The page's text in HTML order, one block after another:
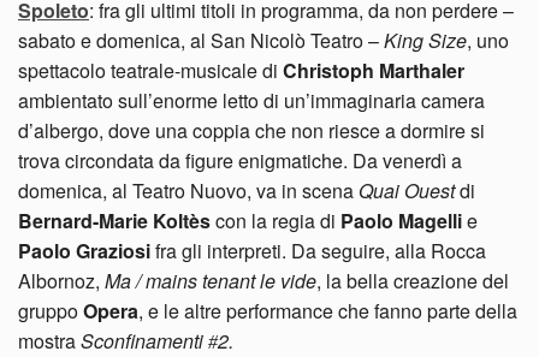
Spoleto: fra gli ultimi titoli in programma, da non perdere –
sabato e domenica, al San Nicolò Teatro –King Size, uno
spettacolo teatrale-musicale di Christoph Marthaler
ambientato sull’enorme letto di un’immaginaria camera
d’albergo, dove una coppia che non riesce a dormire si
trova circondata da figure enigmatiche. Da venerdì a
domenica, al Teatro Nuovo, va in scena Quai Ouestdi
Bernard-Marie Koltèscon la regia di Paolo Magellie
Paolo Graziosifra gli interpreti. Da seguire, alla Rocca
Albornoz, Ma / mains tenant le vide, la bella creazione del
gruppoOpera, e le altre performance che fanno parte della
mostraSconfinamenti #2.